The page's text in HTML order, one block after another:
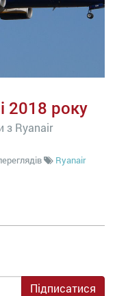
2018 року
з Ryanair
Ryanair
Підписатися